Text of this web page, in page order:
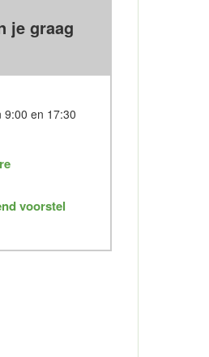
je graag
9:00 en 17:30
voorstel